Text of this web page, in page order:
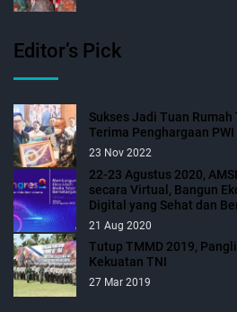
Editor’s Pick
Sukses Jadi Tuan Rumah
Terima Penghargaan PWI
23 Nov 2022
22-23 Agustus 2020,
secara Virtual, Bangun
Digital yang Sehat dan
21 Aug 2020
Tutup TMMD 2019,
Kekuatan TNI
27 Mar 2019